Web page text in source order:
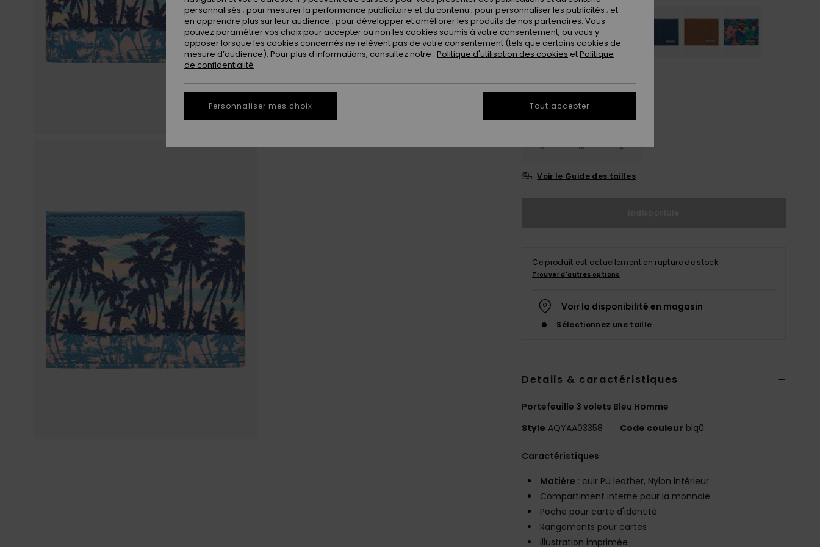
S M L
Voir le Guide des tailles
Ce produit est actuellement en rupture de stock.
Trouver d'autres options
Voir la disponibilité en magasin
Sélectionnez une taille
Details & caractéristiques
Portefeuille 3 volets Bleu Homme
Style AQYAA03358 Code couleur blq0
Caractéristiques
Matière : cuir PU leather, Nylon intérieur
Compartiment interne pour la monnaie
Poche pour carte d'identité
Rangements pour cartes
Illustration imprimée
personnalisés ; pour mesurer la performance publicitaire et du contenu ; pour personnaliser les publicités ; et
en apprendre plus sur leur audience ; pour développer et améliorer les produits de nos partenaires. Vous
pouvez paramétrer vos choix pour accepter ou non les cookies soumis à votre consentement, ou vous y
opposer lorsque les cookies concernés ne relèvent pas de votre consentement (tels que certains cookies de
mesure d’audience). Pour plus d'informations, consultez notre : Politique d'utilisation des cookies etPolitique
de confidentialité
Personnaliser mes choix Tout accepter